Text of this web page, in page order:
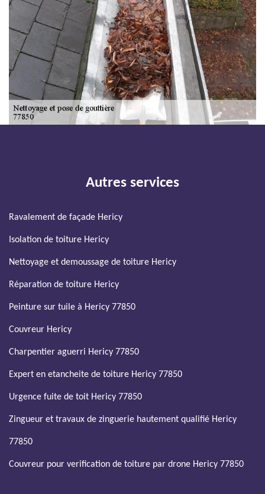
Autres services
Ravalement de façade Hericy
Isolation de toiture Hericy
Nettoyage et demoussage de toiture Hericy
Réparation de toiture Hericy
Peinture sur tuile à Hericy 77850
Couvreur Hericy
Charpentier aguerri Hericy 77850
Expert en etancheite de toiture Hericy 77850
Urgence fuite de toit Hericy 77850
Zingueur et travaux de zinguerie hautement qualifié Hericy
77850
Couvreur pour verification de toiture par drone Hericy 77850